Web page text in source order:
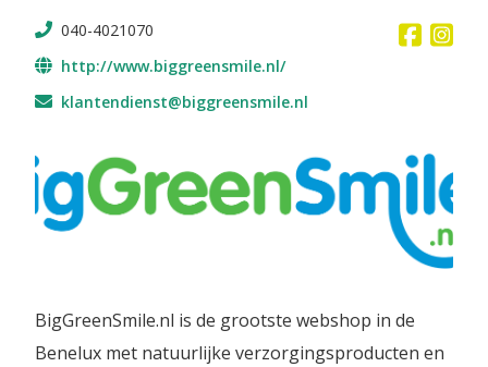
040-4021070
http://www.biggreensmile.nl/
klantendienst@biggreensmile.nl
BigGreenSmile.nl is de grootste webshop in de
Benelux met natuurlijke verzorgingsproducten en